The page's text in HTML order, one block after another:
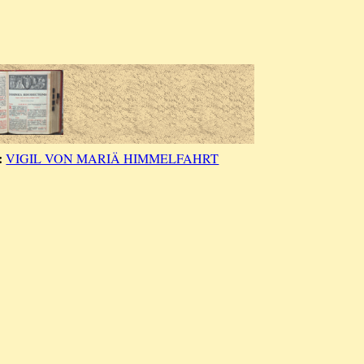
VIGIL VON MARIÄ HIMMELFAHRT